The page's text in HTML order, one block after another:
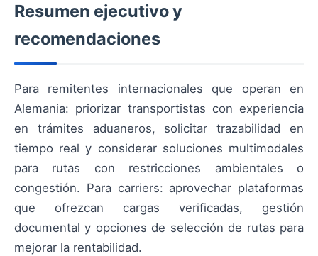
Resumen ejecutivo y
recomendaciones
Para remitentes internacionales que operan en
Alemania: priorizar transportistas con experiencia
en trámites aduaneros, solicitar trazabilidad en
tiempo real y considerar soluciones multimodales
para rutas con restricciones ambientales o
congestión. Para carriers: aprovechar plataformas
que ofrezcan cargas verificadas, gestión
documental y opciones de selección de rutas para
mejorar la rentabilidad.